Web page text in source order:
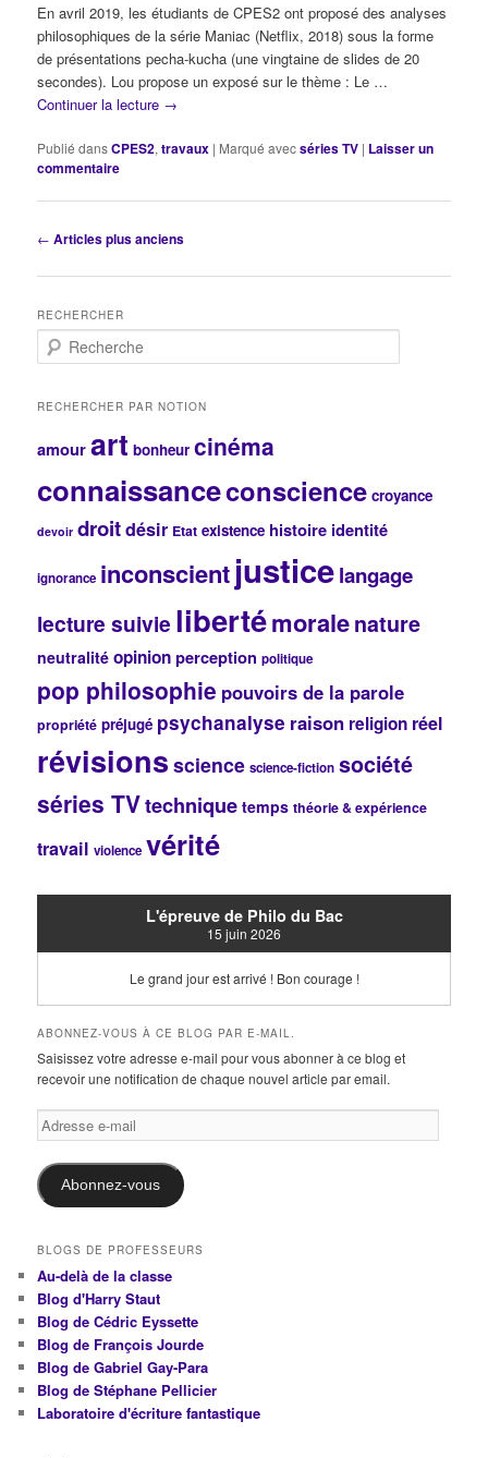
En avril 2019, les étudiants de CPES2 ont proposé des analyses
philosophiques de la série Maniac (Netflix, 2018) sous la forme
de présentations pecha-kucha (une vingtaine de slides de 20
secondes). Lou propose un exposé sur le thème : Le …
Continuer la lecture →
Publié dansCPES2,travaux | Marqué avecséries TV | Laisser un
commentaire
Navigation
articles
← Articles plus anciens
RECHERCHER
e
h
r
h
e
RECHERCHER PAR NOTION
amourart bonheur cinéma
connaissanceconscience croyance
devoir droitdésir Etat existence histoire identité
ignorance inconscientjusticelangage
lecture suivie libertémoralenature
neutralité opinionperception politique
pop philosophie pouvoirs de la parole
propriété préjugé psychanalyse raison religion réel
révisions science science-fiction société
séries TVtechnique temps théorie & expérience
travail violence vérité
L'épreuve de Philo du Bac
15 juin 2026
Le grand jour est arrivé ! Bon courage !
ABONNEZ-VOUS À CE BLOG PAR E-MAIL.
Saisissez votre adresse e-mail pour vous abonner à ce blog et
recevoir une notification de chaque nouvel article par email.
Adresse
e-
mail
Abonnez-vous
BLOGS DE PROFESSEURS
Au-delà de la classe
Blog d'Harry Staut
Blog de Cédric Eyssette
Blog de François Jourde
Blog de Gabriel Gay-Para
Blog de Stéphane Pellicier
Laboratoire d'écriture fantastique